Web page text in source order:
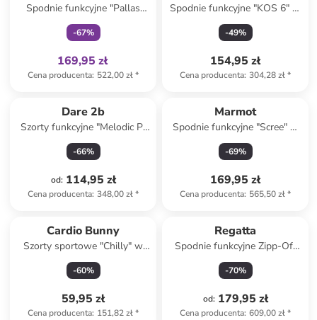
Spodnie funkcyjne "Pallas
Cool" w kolorze granatowym
-67%
169,95 zł
Cena producenta: 522,00 zł*
Spodnie funkcyjne "KOS 6" w
kolorze czarnym
-49%
154,95 zł
Cena producenta: 304,28 zł*
Dare 2b
Szorty funkcyjne "Melodic Pr
III" w kolorze czarnym
-66%
od: 114,95 zł
Cena producenta: 348,00 zł*
Marmot
Spodnie funkcyjne "Scree" w
kolorze czarnym
-69%
169,95 zł
Cena producenta: 565,50 zł*
Cardio Bunny
Szorty sportowe "Chilly" w
kolorze czarnym
-60%
59,95 zł
Cena producenta: 151,82 zł*
Regatta
Spodnie funkcyjne Zipp-Off
"Mountain" w kolorze czarnym
-70%
od: 179,95 zł
Cena producenta: 609,00 zł*